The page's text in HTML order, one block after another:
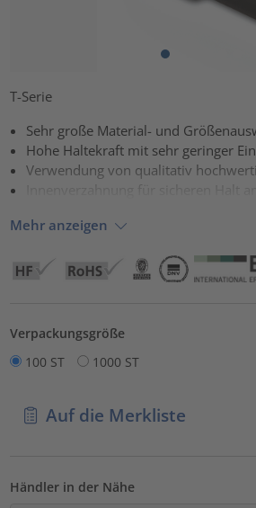
T-Serie
Sehr große Material- und
Hohe Haltekraft mit sehr geringer
Verwendung von qualitativ
Innenverzahnung für sicheren Halt
Mehr anzeigen
Verpackungsgröße
100 ST
1000 ST
Auf die Merkliste
Händler in der Nähe